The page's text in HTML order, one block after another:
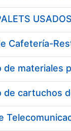
Cafetería-
cartuchos